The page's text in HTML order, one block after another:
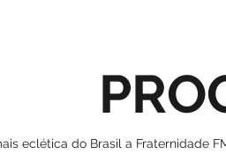
eclética do Brasil a Fraternidade